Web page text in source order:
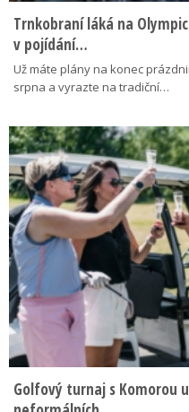
Trnkobraní láká na
v pojídání…
Už máte plány na konec
srpna a vyrazte na tradiční…
Golfový turnaj s Komorou